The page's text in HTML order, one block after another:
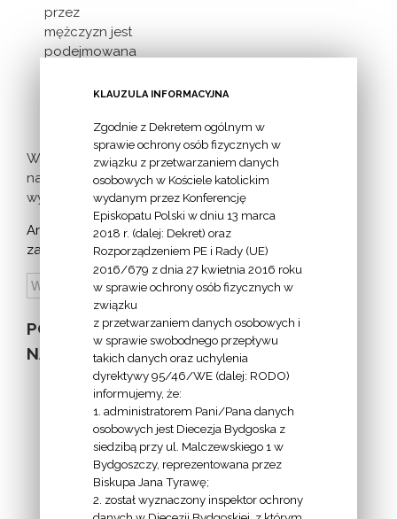
przez
mężczyzn jest
podejmowana
milczącej [...]
Więcej
nadchodzących
wydarzeń >
Archiwum
zapowiedzi:
POZOSTAŁE
NA STRONIE
INFORMACJE
Z
EKAI.PL:
KLAUZULA INFORMACYJNA
Zgodnie z Dekretem ogólnym w
sprawie ochrony osób fizycznych w
związku z przetwarzaniem danych
osobowych w Kościele katolickim
wydanym przez Konferencję
Episkopatu Polski w dniu 13 marca
2018 r. (dalej: Dekret) oraz
Rozporządzeniem PE i Rady (UE)
2016/679 z dnia 27 kwietnia 2016 roku
w sprawie ochrony osób fizycznych w
związku
z przetwarzaniem danych osobowych i
w sprawie swobodnego przepływu
takich danych oraz uchylenia
dyrektywy 95/46/WE (dalej: RODO)
informujemy, że:
1. administratorem Pani/Pana danych
osobowych jest Diecezja Bydgoska z
siedzibą przy ul. Malczewskiego 1 w
Bydgoszczy, reprezentowana przez
Biskupa Jana Tyrawę;
2. został wyznaczony inspektor ochrony